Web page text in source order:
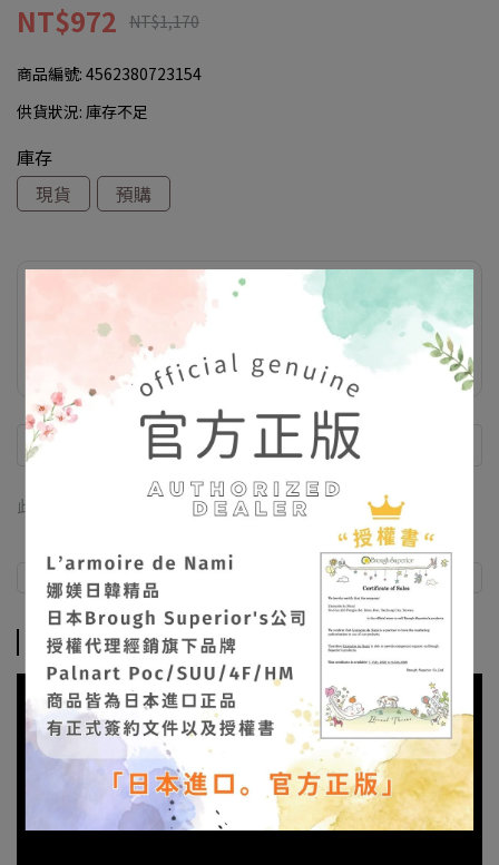
NT$972 NT$1,170
商品編號: 4562380723154
供貨狀況: 庫存不足
庫存
現貨
預購
滿額優惠(折扣於購物車顯示)
飾品收納袋 滿額禮
此商品 「 最高 」可以折抵紅利 891點 (約等於 NT$891)
商品介紹